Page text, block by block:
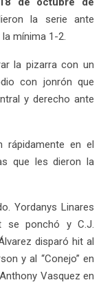
la serie ante
mínima 1-2.
la pizarra con un
con jonrón que
y derecho ante
rápidamente en el
que les dieron la
Yordanys Linares
se ponchó y C.J.
disparó hit al
y al “Conejo” en
Vasquez en